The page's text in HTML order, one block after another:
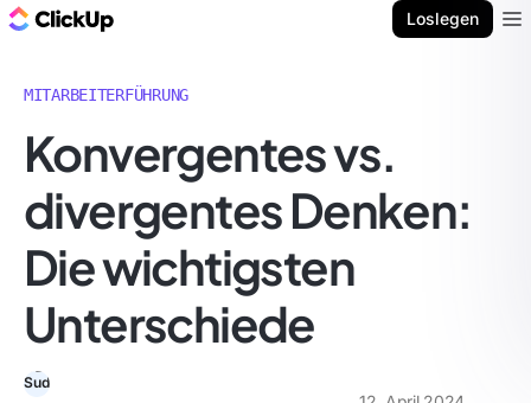
Loslegen
MITARBEITERFÜHRUNG
Konvergentes vs.
divergentes Denken:
Die wichtigsten
Unterschiede